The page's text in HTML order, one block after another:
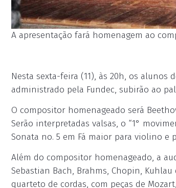
A apresentação fará homenagem ao
Nesta sexta-feira (11), às 20h, os alunos
administrado pela Fundec, subirão ao
O compositor homenageado será
Serão interpretadas valsas, o “1°
Sonata no. 5 em Fá maior para violino e
Além do compositor homenageado, a
Sebastian Bach, Brahms, Chopin,
quarteto de cordas, com peças de